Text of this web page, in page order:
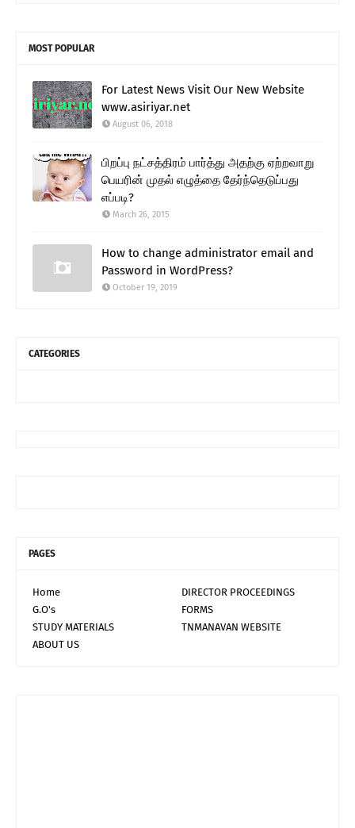
MOST POPULAR
For Latest News Visit Our New Website
www.asiriyar.net
August 06, 2018
பிறப்பு நட்சத்திரம் பார்த்து அதற்கு ஏற்றவாறு
பெயரின் முதல் எழுத்தை தேர்ந்தெடுப்பது
எப்படி?
March 26, 2015
How to change administrator email and
Password in WordPress?
October 19, 2019
CATEGORIES
PAGES
Home
DIRECTOR PROCEEDINGS
G.O's
FORMS
STUDY MATERIALS
TNMANAVAN WEBSITE
ABOUT US